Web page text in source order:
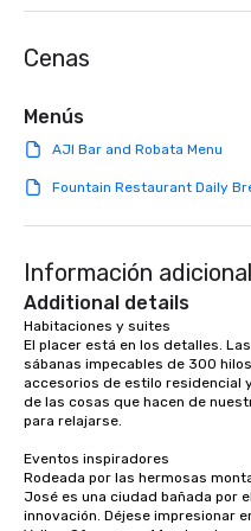
Cenas
Menús
AJI Bar and Robata Menu
Fountain Restaurant Daily
Información adicional
Additional details
Habitaciones y suites
El placer está en los detalles.
sábanas impecables de 300
accesorios de estilo residencial
de las cosas que hacen de
para relajarse.
Eventos inspiradores
Rodeada por las hermosas
José es una ciudad bañada por
innovación. Déjese impresionar